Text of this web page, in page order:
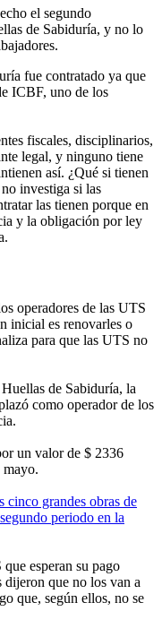
el segundo
de Sabiduría, y no lo
fue contratado ya que
ICBF, uno de los
fiscales, disciplinarios,
legal, y ninguno tiene
así. ¿Qué si tienen
investiga si las
las tienen porque en
y la obligación por ley
operadores de las UTS
inicial es renovarles o
para que las UTS no
de Sabiduría, la
como operador de los
un valor de $ 2336
mayo.
cinco grandes obras de
periodo en la
esperan su pago
dijeron que no los van a
que, según ellos, no se